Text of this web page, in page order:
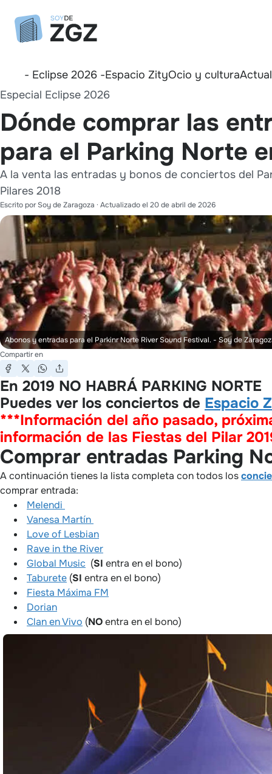
- Eclipse 2026 -Espacio ZityOcio y cultura
Especial Eclipse 2026
Dónde comprar las
para el Parking Norte
A la venta las entradas y bonos de conciertos del
Pilares 2018
Escrito porSoy de Zaragoza · Actualizado el 20 de abril de 2026
Abonos y entradas para el Parkinr Norte River Sound Festival.- Soy de
Compartir en
En 2019 NO HABRÁ PARKING NORTE
Puedes ver los conciertos de Espacio
***Información del año pasado,
información de las Fiestas del Pilar
Comprar entradas Parking
A continuación tienes la lista completa con todos los
comprar entrada:
Melendi
Vanesa Martín
Love of Lesbian
Rave in the River
Global Music (SI entra en el bono)
Taburete (SI entra en el bono)
Fiesta Máxima FM
Dorian
Clan en Vivo (NOentra en el bono)